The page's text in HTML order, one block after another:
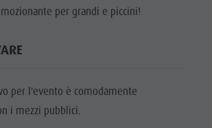
Biotopo
per grandi e piccini!
per l'evento è comodamente
i mezzi pubblici.